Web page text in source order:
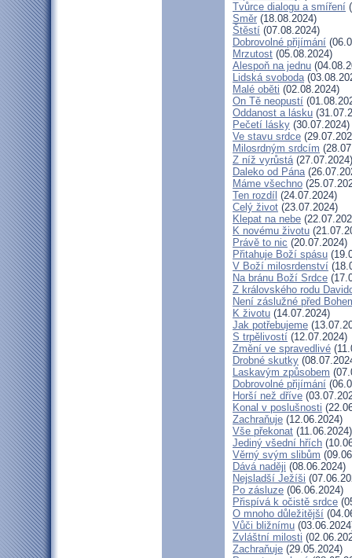
Tvůrce dialogu a smíření
Směr (18.08.2024)
Štěstí (07.08.2024)
Dobrovolné přijímání
Mrzutost (05.08.2024)
Alespoň na jednu
Lidská svoboda
Malé oběti (02.08.2024)
On Tě neopustí
Oddanost a lásku
Pečetí lásky (30.07.2024)
Ve stavu srdce
Milosrdným srdcím
Z níž vyrůstá(27.07.2024)
Daleko od Pána
Máme všechno
Ten rozdíl (24.07.2024)
Celý život (23.07.2024)
Klepat na nebe
K novému životu
Právě to nic (20.07.2024)
Přitahuje Boží spásu
V Boží milosrdenství
Na bránu Boží Srdce
Z královského rodu
Není záslužné před
K životu (14.07.2024)
Jak potřebujeme
S trpělivostí (12.07.2024)
Změní ve spravedlivé
Drobné skutky
Laskavým způsobem
Dobrovolné přijímání
Horší než dříve
Konal v poslušnosti
Zachraňuje (12.06.2024)
Vše překonat (11.06.2024)
Jediný všední hřích
Věrný svým slibům
Dává naději (08.06.2024)
Nejsladší Ježíši
Po zásluze (06.06.2024)
Přispívá k očistě srdce
O mnoho důležitější
Vůči bližnímu
Zvláštní milosti
Zachraňuje (29.05.2024)